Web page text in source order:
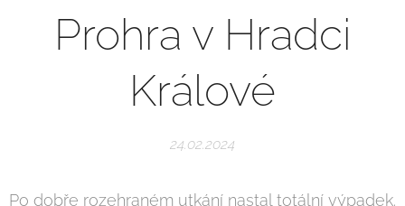
Prohra v Hradci
Králové
24.02.2024
Po dobře rozehraném utkání nastal totální výpadek.